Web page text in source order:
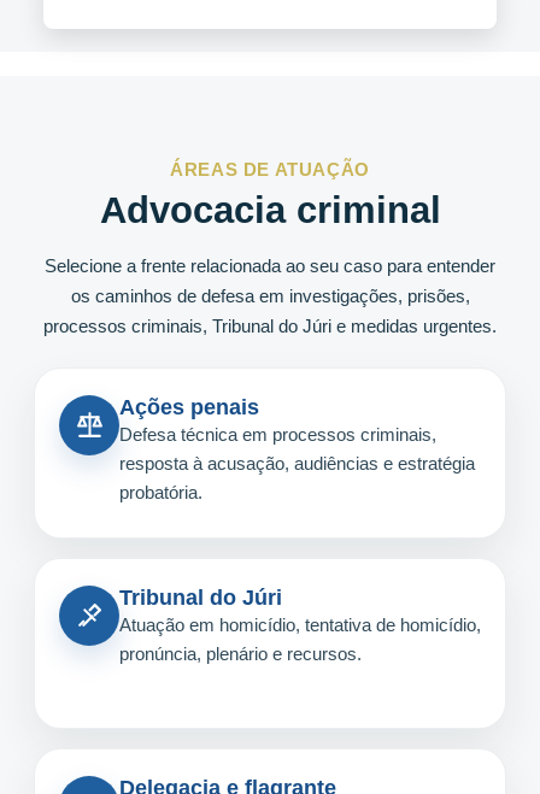
ÁREAS DE ATUAÇÃO
Advocacia criminal
Selecione a frente relacionada ao seu caso para entender
os caminhos de defesa em investigações, prisões,
processos criminais, Tribunal do Júri e medidas urgentes.
Ações penais
Defesa técnica em processos criminais,
resposta à acusação, audiências e estratégia
probatória.
Tribunal do Júri
Atuação em homicídio, tentativa de homicídio,
pronúncia, plenário e recursos.
Delegacia e flagrante